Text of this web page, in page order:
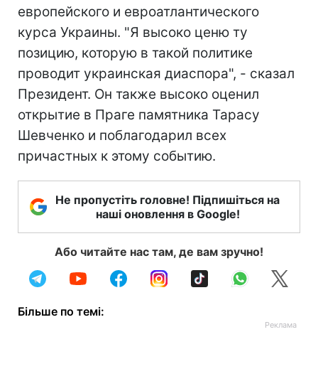
европейского и евроатлантического
курса Украины. "Я высоко ценю ту
позицию, которую в такой политике
проводит украинская диаспора", - сказал
Президент. Он также высоко оценил
открытие в Праге памятника Тарасу
Шевченко и поблагодарил всех
причастных к этому событию.
Не пропустіть головне! Підпишіться на
наші оновлення в Google!
Або читайте нас там, де вам зручно!
Більше по темі: